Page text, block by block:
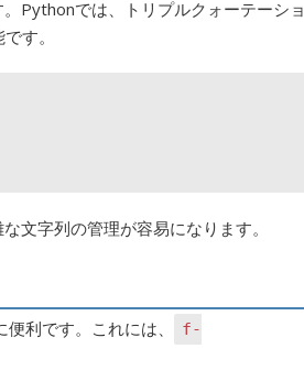
Pythonでは、トリプルクォーテーショ
す。
文字列の管理が容易になります。
利です。これには、
f-